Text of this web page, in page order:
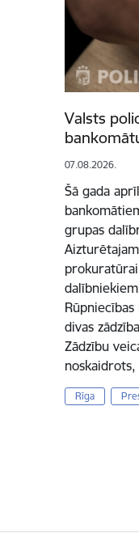
Valsts
07.08.2026.
Šā gada
grupas
divas
Zādzību
Rīga